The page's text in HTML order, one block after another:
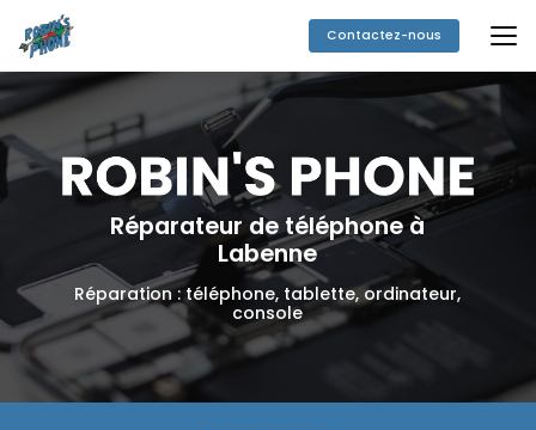
contenu
principal
Contactez-nous
Réparateur de téléphone à
Labenne
Réparation : téléphone, tablette, ordinateur,
console